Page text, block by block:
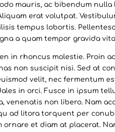
mauris, ac bibendum
erat volutpat.
tempus lobortis.
a quam tempor gravida
in rhoncus molestie. Proin
non suscipit nisi. Sed at
velit, nec fermentum
in orci. Fusce in ipsum
venenatis non libero. Nam
ad litora torquent per
ornare et diam at placerat.